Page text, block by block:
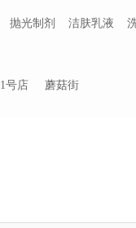
抛光制剂 洁肤乳液
1号店 蘑菇街